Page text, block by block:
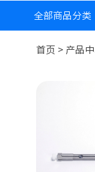
全部商品分类
首页 > 产品